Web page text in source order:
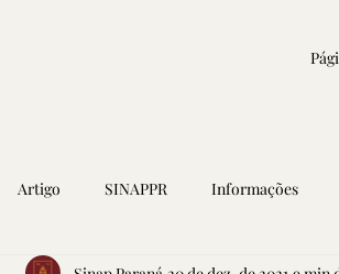
Artigo SINAPPR Informações